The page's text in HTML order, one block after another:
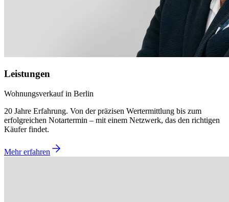
Leistungen
Wohnungsverkauf in Berlin
20 Jahre Erfahrung. Von der präzisen Wertermittlung bis zum
erfolgreichen Notartermin – mit einem Netzwerk, das den richtigen
Käufer findet.
Mehr erfahren